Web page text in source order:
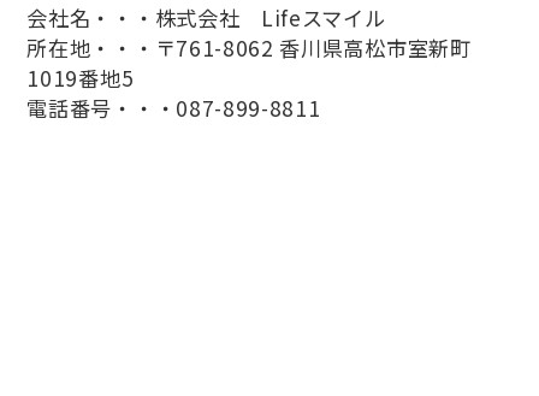
会社名・・・株式会社 Lifeスマイル
所在地・・・〒761-8062 香川県高松市室新町
1019番地5
電話番号・・・087-899-8811